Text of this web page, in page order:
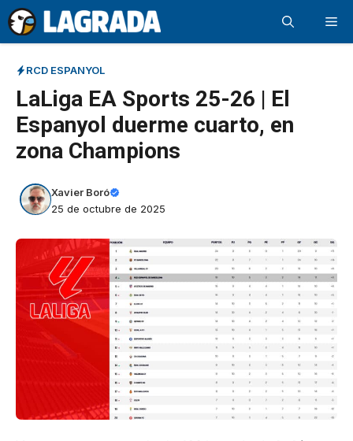
Saltar
al
contenido
RCD ESPANYOL
LaLiga EA Sports 25-26 | El
Espanyol duerme cuarto, en
zona Champions
Xavier Boró
25 de octubre de 2025